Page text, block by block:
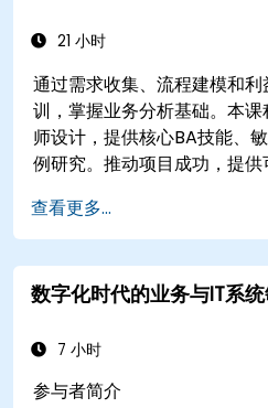
21 小时
通过需求收集、流程建模和
训，掌握业务分析基础。本
师设计，提供核心BA技能、
例研究。推动项目成功，提供
查看更多...
数字化时代的业务与IT系
7 小时
参与者简介